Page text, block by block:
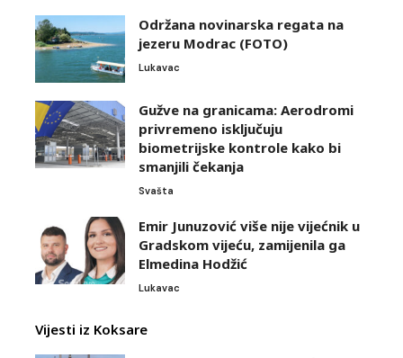
Održana novinarska regata na
jezeru Modrac (FOTO)
Lukavac
Gužve na granicama: Aerodromi
privremeno isključuju
biometrijske kontrole kako bi
smanjili čekanja
Svašta
Emir Junuzović više nije vijećnik u
Gradskom vijeću, zamijenila ga
Elmedina Hodžić
Lukavac
Vijesti iz Koksare